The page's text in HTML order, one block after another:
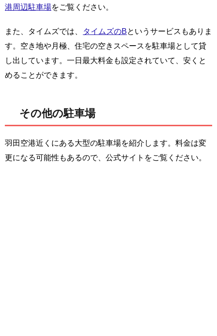
港周辺駐車場をご覧ください。
また、タイムズでは、 タイムズのBというサービスもありま
す。空き地や月極、住宅の空きスペースを駐車場として貸
し出しています。一日最大料金も設定されていて、安くと
めることができます。
その他の駐車場
羽田空港近くにある大型の駐車場を紹介します。料金は変
更になる可能性もあるので、公式サイトをご覧ください。